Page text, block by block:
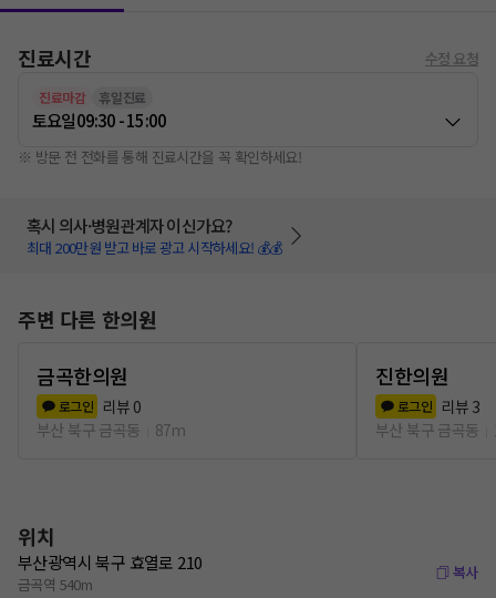
진료시간 수정 요청
진료마감 휴일진료
토요일09:30 - 15:00
※ 방문 전 전화를 통해 진료시간을 꼭 확인하세요!
혹시 의사·병원관계자 이신가요?
최대 200만원 받고 바로 광고 시작하세요! 💰💰
주변 다른 한의원
금곡한의원
로그인 리뷰 0
부산 북구 금곡동
87m
진한의원
로그인 리뷰 3
부산 북구 금곡동
위치
부산광역시 북구 효열로 210
금곡역 540m
복사